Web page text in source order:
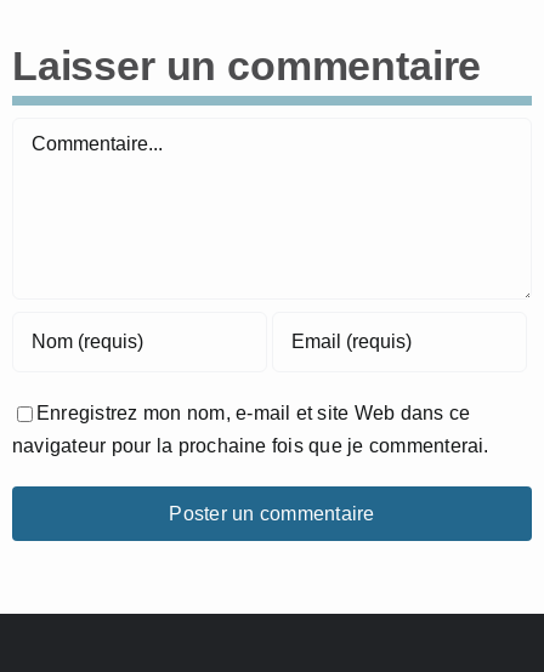
Laisser un commentaire
Commentaire
Enregistrez mon nom, e-mail et site Web dans ce
navigateur pour la prochaine fois que je commenterai.